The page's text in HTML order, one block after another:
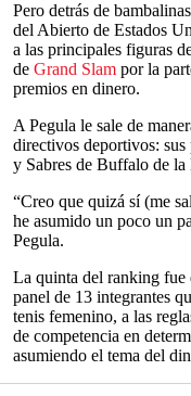
Pero detrás de
del Abierto de Estados
a las principales figuras
de Grand Slam por la
premios en dinero.
A Pegula le sale de
directivos deportivos: sus
y Sabres de Buffalo de
“Creo que quizá sí (me
he asumido un poco un
Pegula.
La quinta del ranking fue
panel de 13 integrantes
tenis femenino, a las
de competencia en
asumiendo el tema del